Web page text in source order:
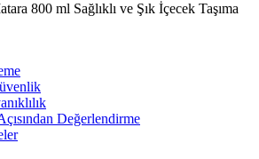
800 ml Sağlıklı ve Şık İçecek Taşıma
Değerlendirme